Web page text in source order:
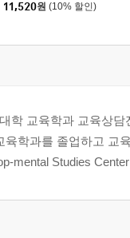
습상담 절차
11,520원 (10% 할인)
학 교육학과 교육상
육학과를 졸업하고 교
mental Studies